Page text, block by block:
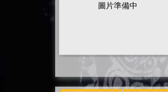
圖片準備中